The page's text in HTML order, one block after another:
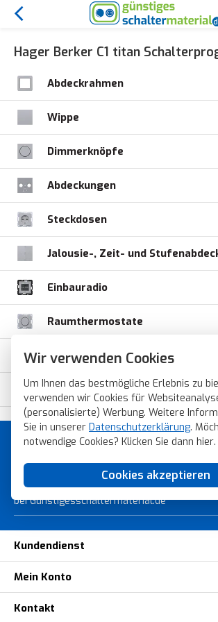
Wir verwenden Cookies
Um Ihnen das bestmögliche Erlebnis zu
verwenden wir Cookies für
(personalisierte) Werbung. Weitere
Sie in unserer Datenschutzerklärung.
notwendige Cookies? Klicken Sie dann hier.
Cookies akzeptieren
Hager Berker C1 titan
Abdeckrahmen
Wippe
Dimmerknöpfe
Abdeckungen
Steckdosen
Jalousie-, Zeit- und
Einbauradio
Raumthermostate
Bewegungsmelder
IP44-Dichtungsset
Günstiges Schaltermaterial von
Topmarken!
Bestellen Sie schnell, sicher und einfach
bei Gunstigesschaltermaterial.de
Kundendienst
Mein Konto
Kontakt